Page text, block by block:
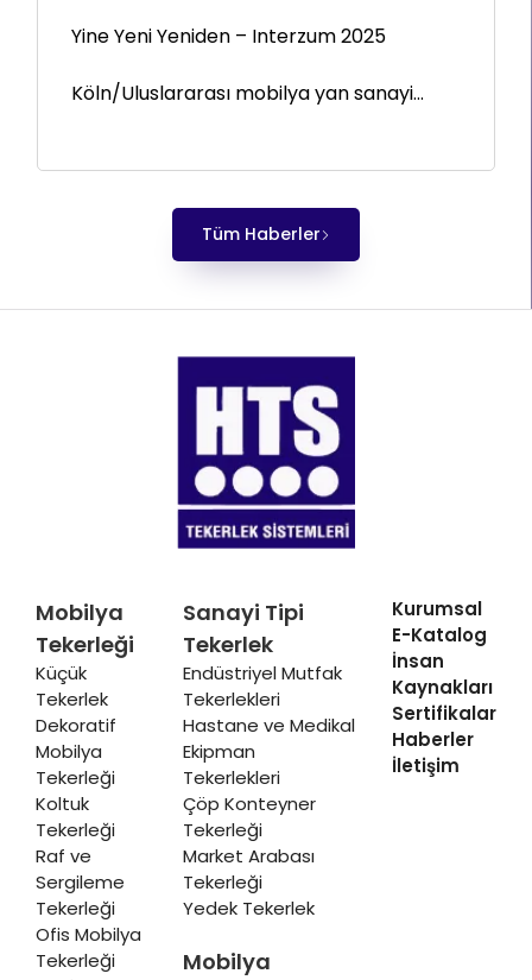
Yine Yeni Yeniden – Interzum 2025
Köln/Uluslararası mobilya yan sanayi...
Tüm Haberler
Mobilya
Tekerleği
Küçük
Tekerlek
Dekoratif
Mobilya
Tekerleği
Koltuk
Tekerleği
Raf ve
Sergileme
Tekerleği
Ofis Mobilya
Tekerleği
Sanayi Tipi
Tekerlek
Endüstriyel Mutfak
Tekerlekleri
Hastane ve Medikal
Ekipman
Tekerlekleri
Çöp Konteyner
Tekerleği
Market Arabası
Tekerleği
Yedek Tekerlek
Mobilya
Kurumsal
E-Katalog
İnsan
Kaynakları
Sertifikalar
Haberler
İletişim